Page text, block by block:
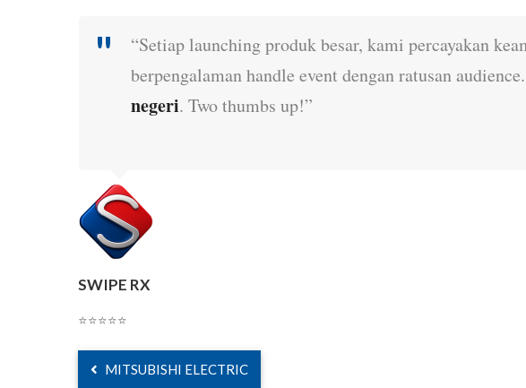
“Setiap launching produk besar, kami percayakan
berpengalaman handle event dengan ratusan
negeri. Two thumbs up!”
SWIPE RX
⭐⭐⭐⭐⭐
MITSUBISHI ELECTRIC